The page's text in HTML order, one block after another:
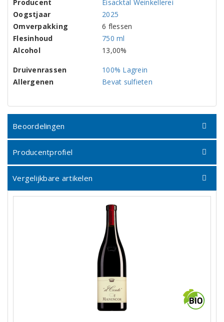
Producent
Eisacktal Weinkellerei
Oogstjaar
2025
Omverpakking
6 flessen
Flesinhoud
750 ml
Alcohol
13,00%
Druivenrassen
100% Lagrein
Allergenen
Bevat sulfieten
Beoordelingen
Producentprofiel
Vergelijkbare artikelen